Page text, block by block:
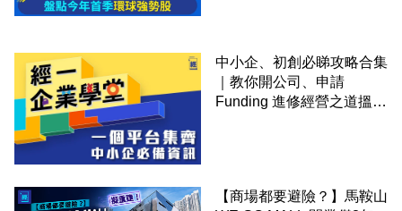
中小企、初創必睇攻略合集
｜教你開公司、申請
Funding 進修經營之道搵大
【商場都要避險？】馬鞍山